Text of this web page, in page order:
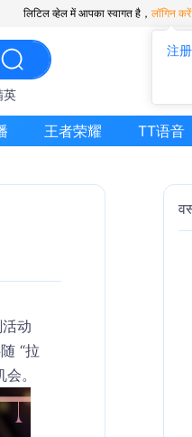
注
लिटिल व्हेल में आपका स्वागत है， लॉगिन करें
英
王者荣耀 TT语音
动
“拉
。​